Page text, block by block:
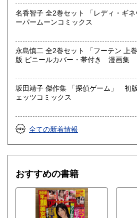
取り扱い分野
趣味、サブカルチャー、古書一般（そ
女優・アイドル・グラビア・アダル
名香智子 全2巻セット 「レディ・ギ
ーパームーンコミックス
永島慎二 全2巻セット 「フーテン 上
版 ビニールカバー・帯付き 漫画集
坂田靖子 傑作集 「探偵ゲーム」
ェッツコミックス
全ての新着情報
おすすめの書籍